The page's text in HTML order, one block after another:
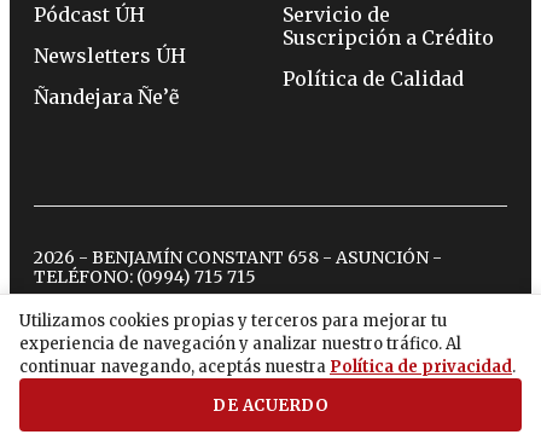
Utilizamos cookies propias y terceros para mejorar tu
experiencia de navegación y analizar nuestro tráfico. Al
continuar navegando, aceptás nuestra Política de privacidad.
DE ACUERDO
Pódcast ÚH
Newsletters ÚH
Ñandejara Ñe’ẽ
Servicio de
Suscripción a Crédito
Política de Calidad
2026 - BENJAMÍN CONSTANT 658 - ASUNCIÓN -
TELÉFONO: (0994) 715 715
twitterinstagram
facebook
tiktokyoutubespotify